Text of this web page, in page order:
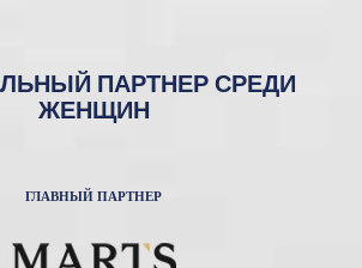
ПАРТНЕР СРЕДИ
ЖЕНЩИН
ГЛАВНЫЙ ПАРТНЕР